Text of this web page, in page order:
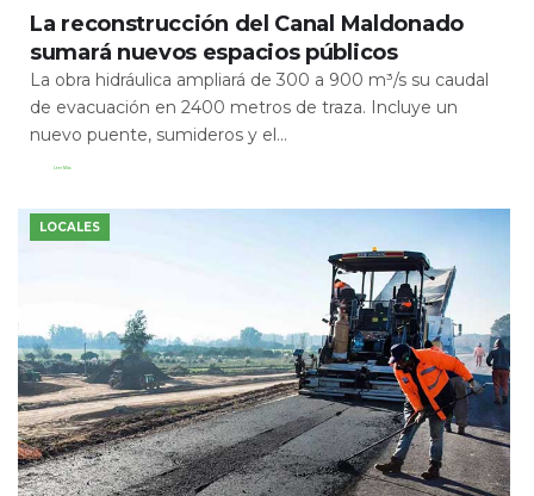
La reconstrucción del Canal Maldonado
sumará nuevos espacios públicos
La obra hidráulica ampliará de 300 a 900 m³/s su caudal
de evacuación en 2400 metros de traza. Incluye un
nuevo puente, sumideros y el...
Leer Más
LOCALES